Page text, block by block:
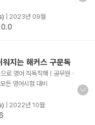
2023년 09월
지는 해커스 구문독
로 영어 직독직해ㅣ공무원ㆍ
든 영어시험 대비
2022년 10월